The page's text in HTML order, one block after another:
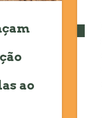
ao